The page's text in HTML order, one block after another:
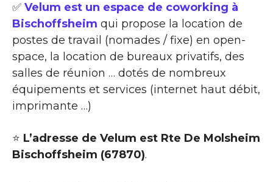
✅ Velum est un espace de coworking à
Bischoffsheim qui propose la location de
postes de travail (nomades / fixe) en open-
space, la location de bureaux privatifs, des
salles de réunion … dotés de nombreux
équipements et services (internet haut débit,
imprimante …)
⭐ L’adresse de Velum est Rte De Molsheim
Bischoffsheim (67870).